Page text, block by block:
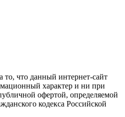
что данный интернет-сайт
характер и ни при
офертой, определяемой
кодекса Российской